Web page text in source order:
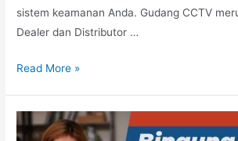
sistem keamanan Anda. Gudang CCTV
Dealer dan Distributor …
Read More »